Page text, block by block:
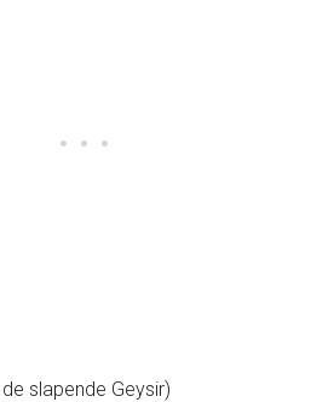
slapende Geysir)